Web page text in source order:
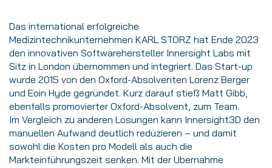
Das international erfolgreiche
Medizintechnikunternehmen KARL STORZ hat Ende 2023
den innovativen Softwarehersteller Innersight Labs mit
Sitz in London übernommen und integriert. Das Start-up
wurde 2015 von den Oxford-Absolventen Lorenz Berger
und Eoin Hyde gegründet. Kurz darauf stieß Matt Gibb,
ebenfalls promovierter Oxford-Absolvent, zum Team.
Im Vergleich zu anderen Lösungen kann Innersight3D den
manuellen Aufwand deutlich reduzieren – und damit
sowohl die Kosten pro Modell als auch die
Markteinführungszeit senken. Mit der Übernahme